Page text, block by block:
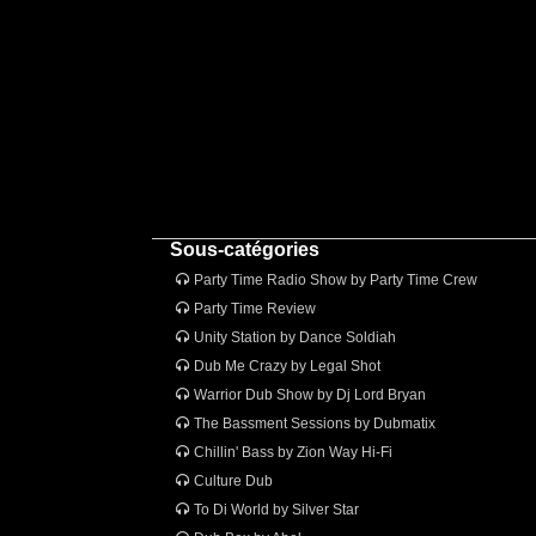
Sous-catégories
Party Time Radio Show by Party Time Crew
Party Time Review
Unity Station by Dance Soldiah
Dub Me Crazy by Legal Shot
Warrior Dub Show by Dj Lord Bryan
The Bassment Sessions by Dubmatix
Chillin' Bass by Zion Way Hi-Fi
Culture Dub
To Di World by Silver Star